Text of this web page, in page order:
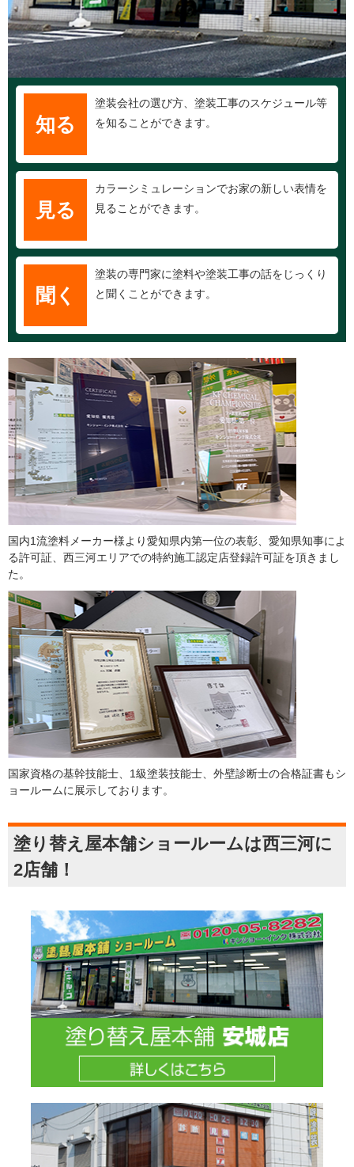
知る
塗装会社の選び方、塗装工事のスケジュール等
を知ることができます。
見る
カラーシミュレーションでお家の新しい表情を
見ることができます。
聞く
塗装の専門家に塗料や塗装工事の話をじっくり
と聞くことができます。
国内1流塗料メーカー様より愛知県内第一位の表彰、愛知県知事によ
る許可証、西三河エリアでの特約施工認定店登録許可証を頂きまし
た。
国家資格の基幹技能士、1級塗装技能士、外壁診断士の合格証書もシ
ョールームに展示しております。
塗り替え屋本舗ショールームは西三河に
2店舗！